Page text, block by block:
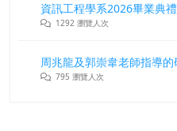
資訊工程學系2026畢業典禮
1292 瀏覽人次
795 瀏覽人次